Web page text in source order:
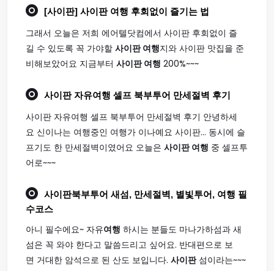
[사이판] 사이판 여행 후회없이 즐기는 법
그래서 오늘은 저희 에어텔닷컴에서 사이판 후회없이 즐
길 수 있도록 꼭 가야할 사이판 여행지와 사이판 맛집을 준
비해보았어요 지금부터 사이판 여행 200%~~~
사이판자유여행 셀프 북부투어 만세절벽 후기
사이판 자유여행 셀프 북부투어 만세절벽 후기 안녕하세
요 신이나는 여행중인 여행가 이나예요 사이판... 동시에 슬
프기도 한 만세절벽이였어요 오늘은 사이판 여행 중 셀프투
어로~~~
사이판북부투어 새섬, 만세절벽, 별빛투어, 여행 필
수코스
아니 필수에요~ 자유여행 하시는 분들도 마나가하섬과 새
섬은 꼭 와야 한다고 말씀드리고 싶어요. 반대편으로 보
면 거대한 암석으로 된 산도 보입니다. 사이판섬이라는~~~